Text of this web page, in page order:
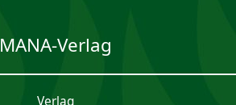
MANA-Verlag
Verlag